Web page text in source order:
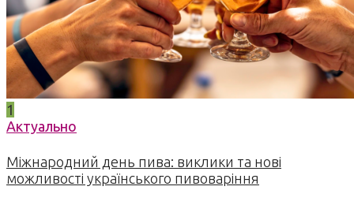
1
Актуально
Міжнародний день пива: виклики та нові
можливості українського пивоваріння